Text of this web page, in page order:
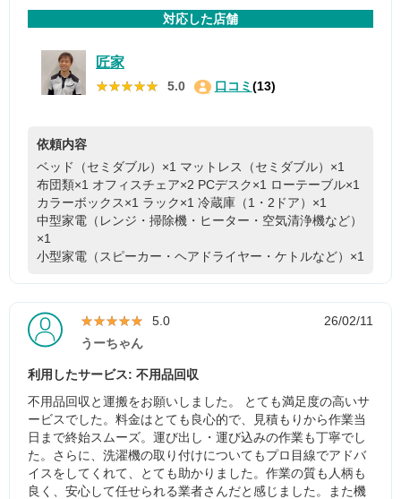
対応した店舗
匠家
★★★★★
★★★★★ 5.0 口コミ (13)
依頼内容
ベッド（セミダブル）×1 マットレス（セミダブル）×1
布団類×1 オフィスチェア×2 PCデスク×1 ローテーブル×1
カラーボックス×1 ラック×1 冷蔵庫（1・2ドア）×1
中型家電（レンジ・掃除機・ヒーター・空気清浄機など）
×1
小型家電（スピーカー・ヘアドライヤー・ケトルなど）×1
★★★★★
★★★★★ 5.0
26/02/11
うーちゃん
利用したサービス: 不用品回収
不用品回収と運搬をお願いしました。 とても満足度の高いサ
ービスでした。料金はとても良心的で、見積もりから作業当
日まで終始スムーズ。運び出し・運び込みの作業も丁寧でし
た。さらに、洗濯機の取り付けについてもプロ目線でアドバ
イスをしてくれて、とても助かりました。作業の質も人柄も
良く、安心して任せられる業者さんだと感じました。また機